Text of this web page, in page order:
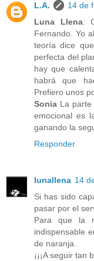
L.A.
14 de
Luna Llena:
Fernando. Yo
teoría dice
perfecta del
hay que
habrá que
Prefiero unos
Sonia La
emocional es
ganando la
Responder
lunallena 14
Si has sido
pasar por el
Para que la
indispensable
de naranja.
¡¡¡A seguir tan